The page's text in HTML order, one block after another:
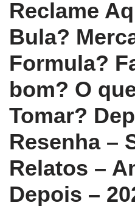
Reclame
Bula?
Formula?
bom? O
Tomar?
Resenha –
Relatos –
Depois –